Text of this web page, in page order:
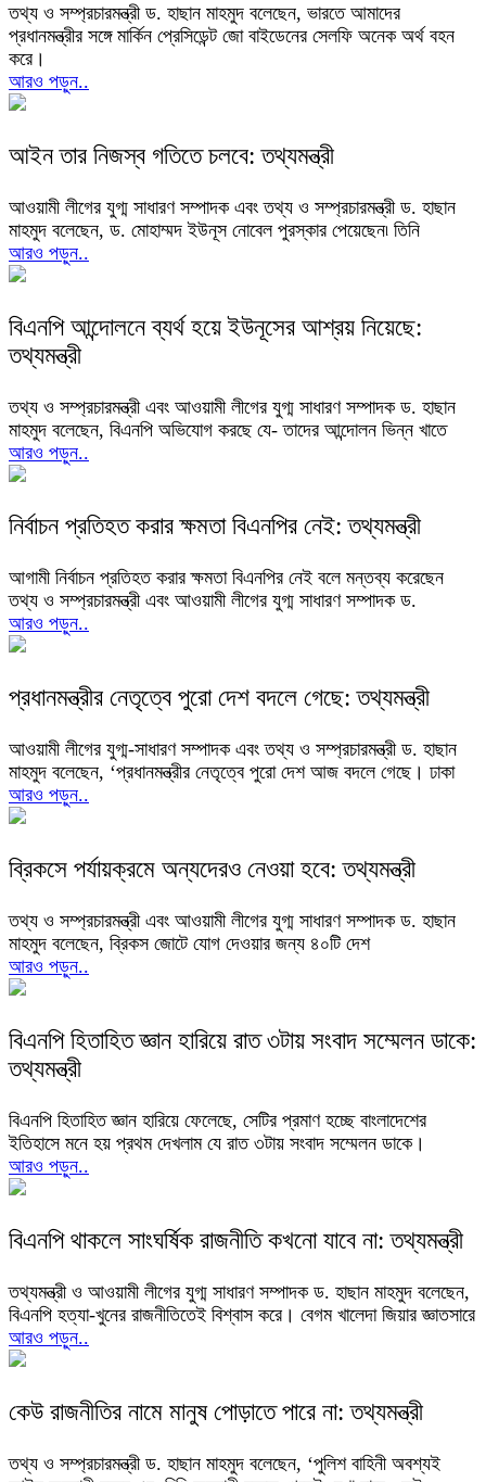
তথ্য ও সম্প্রচারমন্ত্রী ড. হাছান মাহমুদ বলেছেন, ভারতে আমাদের
প্রধানমন্ত্রীর সঙ্গে মার্কিন প্রেসিডেন্ট জো বাইডেনের সেলফি অনেক অর্থ বহন
করে।
আরও পড়ুন..
আইন তার নিজস্ব গতিতে চলবে: তথ্যমন্ত্রী
আওয়ামী লীগের যুগ্ম সাধারণ সম্পাদক এবং তথ্য ও সম্প্রচারমন্ত্রী ড. হাছান
মাহমুদ বলেছেন, ড. মোহাম্মদ ইউনূস নোবেল পুরস্কার পেয়েছেন৷ তিনি
আরও পড়ুন..
বিএনপি আন্দোলনে ব্যর্থ হয়ে ইউনূসের আশ্রয় নিয়েছে:
তথ্যমন্ত্রী
তথ্য ও সম্প্রচারমন্ত্রী এবং আওয়ামী লীগের যুগ্ম সাধারণ সম্পাদক ড. হাছান
মাহমুদ বলেছেন, বিএনপি অভিযোগ করছে যে- তাদের আন্দোলন ভিন্ন খাতে
আরও পড়ুন..
নির্বাচন প্রতিহত করার ক্ষমতা বিএনপির নেই: তথ্যমন্ত্রী
আগামী নির্বাচন প্রতিহত করার ক্ষমতা বিএনপির নেই বলে মন্তব্য করেছেন
তথ্য ও সম্প্রচারমন্ত্রী এবং আওয়ামী লীগের যুগ্ম সাধারণ সম্পাদক ড.
আরও পড়ুন..
প্রধানমন্ত্রীর নেতৃত্বে পুরো দেশ বদলে গেছে: তথ্যমন্ত্রী
আওয়ামী লীগের যুগ্ম-সাধারণ সম্পাদক এবং তথ্য ও সম্প্রচারমন্ত্রী ড. হাছান
মাহমুদ বলেছেন, ‘প্রধানমন্ত্রীর নেতৃত্বে পুরো দেশ আজ বদলে গেছে। ঢাকা
আরও পড়ুন..
ব্রিকসে পর্যায়ক্রমে অন্যদেরও নেওয়া হবে: তথ্যমন্ত্রী
তথ্য ও সম্প্রচারমন্ত্রী এবং আওয়ামী লীগের যুগ্ম সাধারণ সম্পাদক ড. হাছান
মাহমুদ বলেছেন, ব্রিকস জোটে যোগ দেওয়ার জন্য ৪০টি দেশ
আরও পড়ুন..
বিএনপি হিতাহিত জ্ঞান হারিয়ে রাত ৩টায় সংবাদ সম্মেলন ডাকে:
তথ্যমন্ত্রী
বিএনপি হিতাহিত জ্ঞান হারিয়ে ফেলেছে, সেটির প্রমাণ হচ্ছে বাংলাদেশের
ইতিহাসে মনে হয় প্রথম দেখলাম যে রাত ৩টায় সংবাদ সম্মেলন ডাকে।
আরও পড়ুন..
বিএনপি থাকলে সাংঘর্ষিক রাজনীতি কখনো যাবে না: তথ্যমন্ত্রী
তথ্যমন্ত্রী ও আওয়ামী লীগের যুগ্ম সাধারণ সম্পাদক ড. হাছান মাহমুদ বলেছেন,
বিএনপি হত্যা-খুনের রাজনীতিতেই বিশ্বাস করে। বেগম খালেদা জিয়ার জ্ঞাতসারে
আরও পড়ুন..
কেউ রাজনীতির নামে মানুষ পোড়াতে পারে না: তথ্যমন্ত্রী
তথ্য ও সম্প্রচারমন্ত্রী ড. হাছান মাহমুদ বলেছেন, ‘পুলিশ বাহিনী অবশ্যই